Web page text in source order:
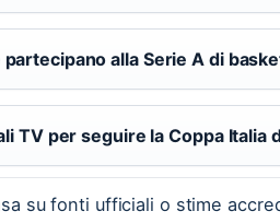
alla Serie A di
TV per seguire la Coppa Italia
su fonti ufficiali o stime